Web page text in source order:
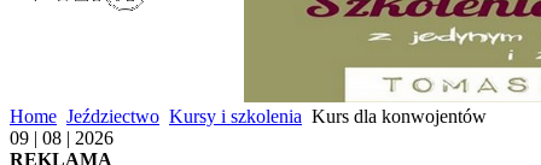
Home Jeździectwo Kursy i szkolenia Kurs dla konwojentów
09 | 08 | 2026
REKLAMA